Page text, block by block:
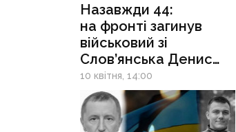
Назавжди 44:
на фронті загинув
військовий зі
Слов’янська Денис
Ткаченко
10 квітня, 14:00